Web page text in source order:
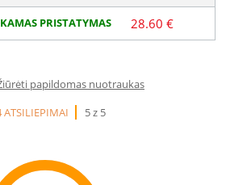
PRISTATYMAS 28.60 €
papildomas nuotraukas
ATSILIEPIMAI
5 z 5